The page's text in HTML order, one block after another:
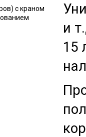
с краном
и
15